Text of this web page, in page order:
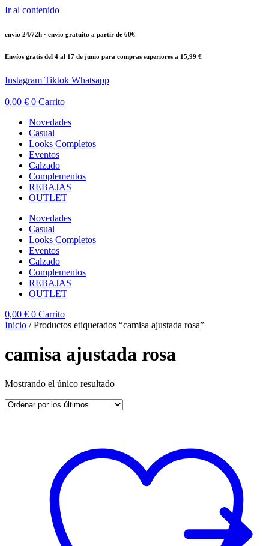
Ir al contenido
envío 24/72h · envío gratuito a partir de 60€
Envíos gratis del 4 al 17 de junio para compras superiores a 15,99 €
Instagram Tiktok Whatsapp
0,00 € 0 Carrito
Novedades
Casual
Looks Completos
Eventos
Calzado
Complementos
REBAJAS
OUTLET
Novedades
Casual
Looks Completos
Eventos
Calzado
Complementos
REBAJAS
OUTLET
0,00 € 0 Carrito
Inicio / Productos etiquetados “camisa ajustada rosa”
camisa ajustada rosa
Mostrando el único resultado